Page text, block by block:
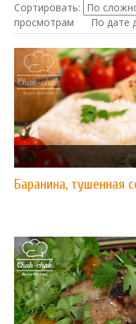
Сортировать:
просмотрам
По дате
Баранина, тушенная